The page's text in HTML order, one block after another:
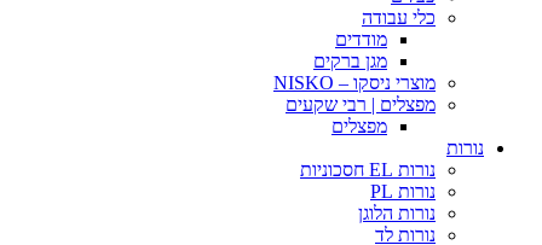
כלי עבודה
מודדים
מגן ברקים
מוצרי ניסקו – NISKO
מפצלים | רבי שקעים
מפצלים
נורות
נורות EL חסכוניות
נורות PL
נורות הלוגן
נורות לד